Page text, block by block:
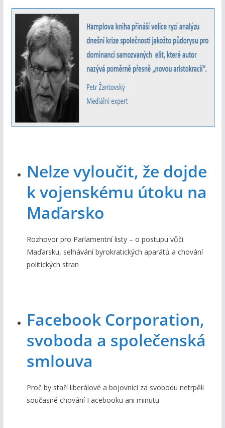
Nelze vyloučit, že dojde
k vojenskému útoku na
Maďarsko
Rozhovor pro Parlamentní listy – o postupu vůči
Maďarsku, selhávání byrokratických aparátů a chování
politických stran
Facebook Corporation,
svoboda a společenská
smlouva
Proč by staří liberálové a bojovníci za svobodu netrpěli
současné chování Facebooku ani minutu